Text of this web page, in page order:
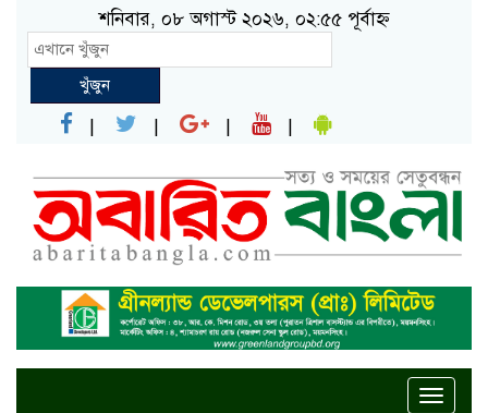
শনিবার, ০৮ অগাস্ট ২০২৬, ০২:৫৫ পূর্বাহ্ন
খুঁজুন
Toggle